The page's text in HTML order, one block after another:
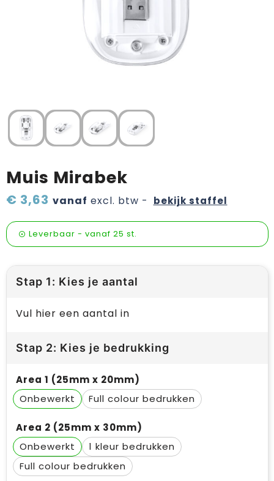
Verzorging & welness
Sinterklaas artikelen
Wijn, bier en proeverij
Zomerpakketten
Muis Mirabek
€ 3,63 vanaf excl. btw - bekijk staffel
Leverbaar - vanaf 25 st.
Stap 1: Kies je aantal
Vul hier een aantal in
Stap 2: Kies je bedrukking
Area 1 (25mm x 20mm)
Onbewerkt
Full colour
Area 2 (25mm x 30mm)
Onbewerkt
1
Full colour